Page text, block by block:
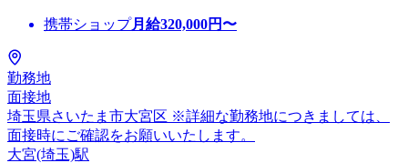
携帯ショップ月給320,000円〜
勤務地
面接地
埼玉県さいたま市大宮区 ※詳細な勤務地につきましては、
面接時にご確認をお願いいたします。
大宮(埼玉)駅